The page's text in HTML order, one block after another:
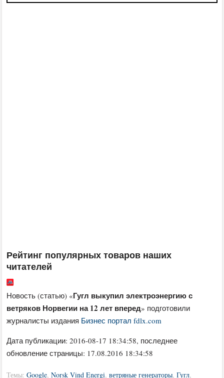
Рейтинг популярных товаров наших
читателей
Новость (статью) «Гугл выкупил электроэнергию с
ветряков Норвегии на 12 лет вперед» подготовили
журналисты издания Бизнес портал fdlx.com
Дата публикации:2016-08-17 18:34:58, последнее
обновление страницы: 17.08.2016 18:34:58
Темы:Google,Norsk Vind Energi,ветряные генераторы,Гугл,